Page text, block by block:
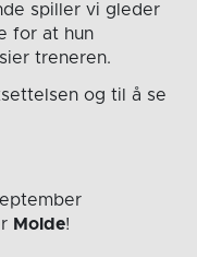
spiller vi gleder
for at hun
treneren.
og til å se
Molde!